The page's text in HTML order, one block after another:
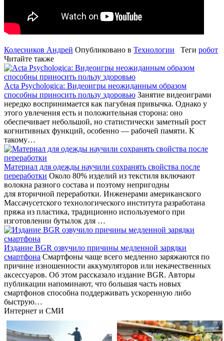
Колесников Андрей Опубликовано в Технологии Теги робот
Читайте также
Acta Psychologica: Видеоигры неожиданным образом
способны приносить пользу здоровью Занятие видеоиграми
нередко воспринимается как пагубная привычка. Однако у
этого увлечения есть и положительная сторона: оно
обеспечивает небольшой, но статистически заметный рост
когнитивных функций, особенно — рабочей памяти. К
такому…
Материал для одежды научили сохранять свойства после
переработки Около 80% изделий из текстиля включают
волокна разного состава и поэтому непригодны
для вторичной переработки. Инженерами американского
Массачусетского технологического института разработана
пряжа из пластика, традиционно используемого при
изготовлении бутылок для …
Издание BGR озвучило причины медленной зарядки
смартфона Смартфоны чаще всего медленно заряжаются по
причине изношенности аккумуляторов или некачественных
аксессуаров. Об этом рассказало издание BGR. Авторы
публикации напоминают, что большая часть новых
смартфонов способна поддерживать ускоренную либо
быструю…
Интернет и СМИ